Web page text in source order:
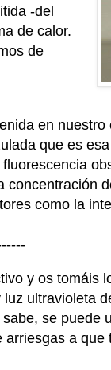
-del
de calor.
de
en
que es
concentración
como la
y os tomáis
ultravioleta
se puede
a